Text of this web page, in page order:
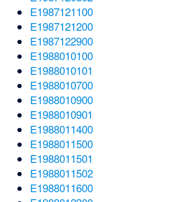
E1987121100
E1987121200
E1987122900
E1988010100
E1988010101
E1988010700
E1988010900
E1988010901
E1988011400
E1988011500
E1988011501
E1988011502
E1988011600